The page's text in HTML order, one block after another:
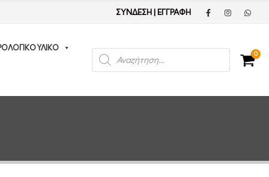
ΣΥΝΔΕΣΗ| ΕΓΓΡΑΦΗ
ΥΛΙΚΟ
Products
search
0